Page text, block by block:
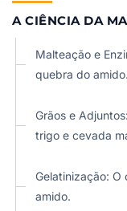
A CIÊNCIA DA
Malteação e
quebra do amido.
Grãos e
trigo e cevada
Gelatinização: O
amido.